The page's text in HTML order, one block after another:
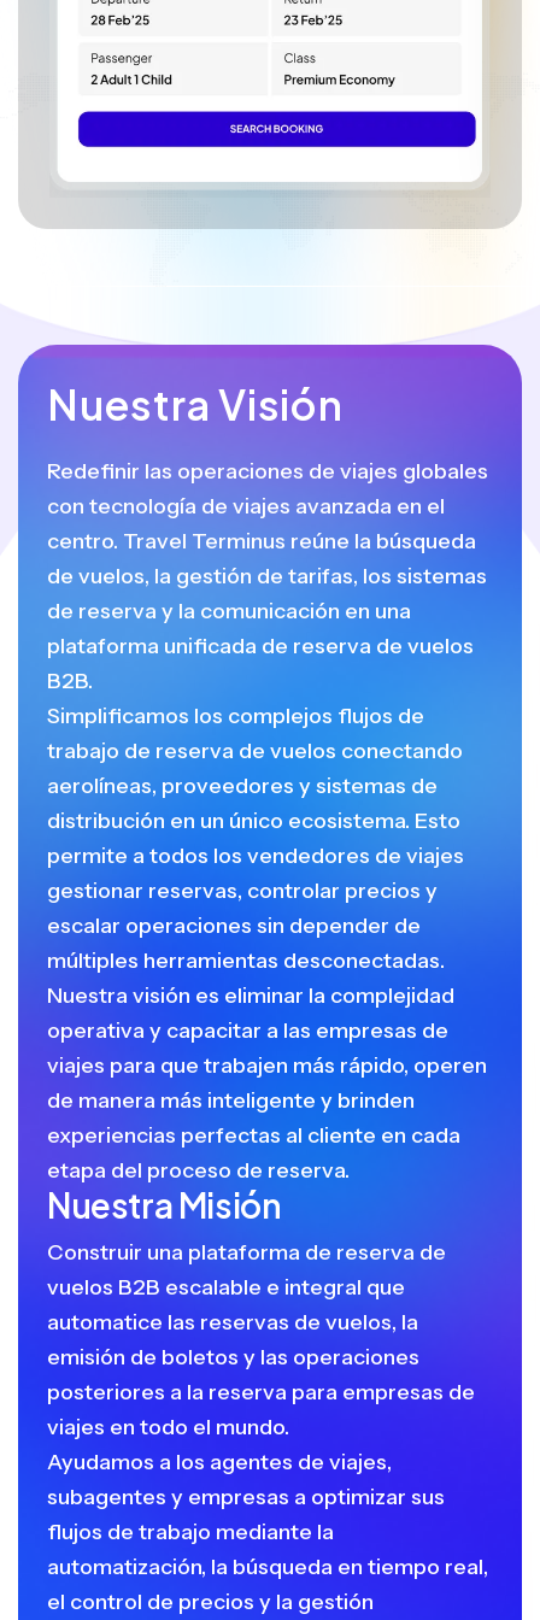
Nuestra Visión
Redefinir las operaciones de viajes globales
con tecnología de viajes avanzada en el
centro. Travel Terminus reúne la búsqueda
de vuelos, la gestión de tarifas, los sistemas
de reserva y la comunicación en una
plataforma unificada de reserva de vuelos
B2B.
Simplificamos los complejos flujos de
trabajo de reserva de vuelos conectando
aerolíneas, proveedores y sistemas de
distribución en un único ecosistema. Esto
permite a todos los vendedores de viajes
gestionar reservas, controlar precios y
escalar operaciones sin depender de
múltiples herramientas desconectadas.
Nuestra visión es eliminar la complejidad
operativa y capacitar a las empresas de
viajes para que trabajen más rápido, operen
de manera más inteligente y brinden
experiencias perfectas al cliente en cada
etapa del proceso de reserva.
Nuestra Misión
Construir una plataforma de reserva de
vuelos B2B escalable e integral que
automatice las reservas de vuelos, la
emisión de boletos y las operaciones
posteriores a la reserva para empresas de
viajes en todo el mundo.
Ayudamos a los agentes de viajes,
subagentes y empresas a optimizar sus
flujos de trabajo mediante la
automatización, la búsqueda en tiempo real,
el control de precios y la gestión